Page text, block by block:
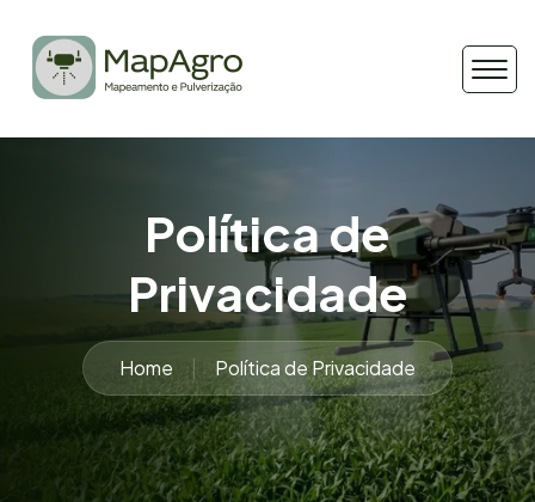
Política de
Privacidade
Home Política de Privacidade